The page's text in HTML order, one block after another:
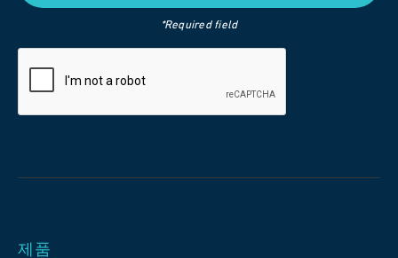
*Required field
제품